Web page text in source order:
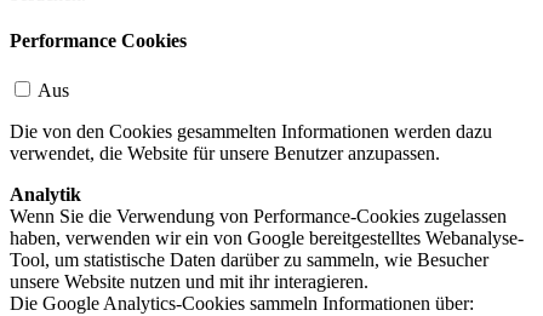
Performance Cookies
Aus
Die von den Cookies gesammelten Informationen werden dazu
verwendet, die Website für unsere Benutzer anzupassen.
Analytik
Wenn Sie die Verwendung von Performance-Cookies zugelassen
haben, verwenden wir ein von Google bereitgestelltes Webanalyse-
Tool, um statistische Daten darüber zu sammeln, wie Besucher
unsere Website nutzen und mit ihr interagieren.
Die Google Analytics-Cookies sammeln Informationen über: